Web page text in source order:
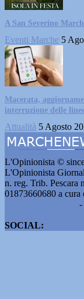
A San Severino
Eventi Marche 5
Macerata,
interruzione delle
Attualità 5 Agosto
L'Opinionista ©
L'Opinionista
n. reg. Trib. Pescara
01873660680 a
-
SOCIAL: